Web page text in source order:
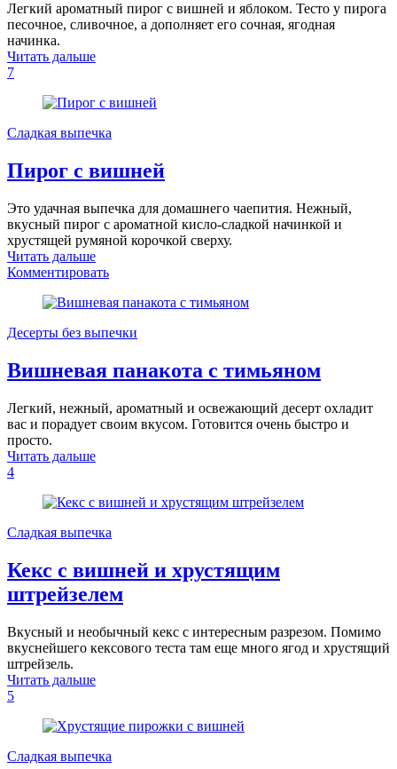
Легкий ароматный пирог с вишней и яблоком. Тесто у пирога
песочное, сливочное, а дополняет его сочная, ягодная
начинка.
Читать дальше
7
Сладкая выпечка
Пирог с вишней
Это удачная выпечка для домашнего чаепития. Нежный,
вкусный пирог с ароматной кисло-сладкой начинкой и
хрустящей румяной корочкой сверху.
Читать дальше
Комментировать
Десерты без выпечки
Вишневая панакота с тимьяном
Легкий, нежный, ароматный и освежающий десерт охладит
вас и порадует своим вкусом. Готовится очень быстро и
просто.
Читать дальше
4
Сладкая выпечка
Кекс с вишней и хрустящим
штрейзелем
Вкусный и необычный кекс с интересным разрезом. Помимо
вкуснейшего кексового теста там еще много ягод и хрустящий
штрейзель.
Читать дальше
5
Сладкая выпечка